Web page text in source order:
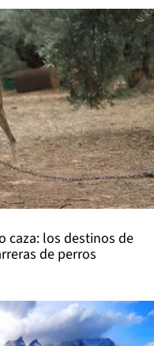
caza: los destinos de
de perros